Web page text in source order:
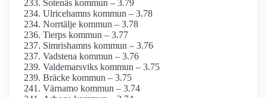
Sotenäs kommun – 3.79
Ulricehamns kommun – 3.78
Norrtälje kommun – 3.78
Tierps kommun – 3.77
Simrishamns kommun – 3.76
Vadstena kommun – 3.76
Valdemarsviks kommun – 3.75
Bräcke kommun – 3.75
Värnamo kommun – 3.74